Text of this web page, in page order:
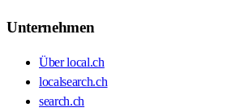
Unternehmen
Über local.ch
localsearch.ch
search.ch